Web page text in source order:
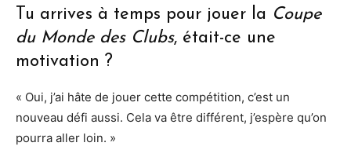
Tu arrives à temps pour jouer la Coupe
du Monde des Clubs, était-ce une
motivation ?
« Oui, j’ai hâte de jouer cette compétition, c’est un
nouveau défi aussi. Cela va être différent, j’espère qu’on
pourra aller loin. »